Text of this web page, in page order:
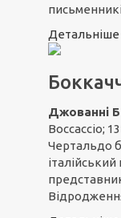
Детальніше
Джованні
Boccaccio;
Чертальдо